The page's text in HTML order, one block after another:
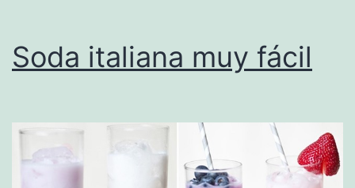
Soda italiana muy fácil